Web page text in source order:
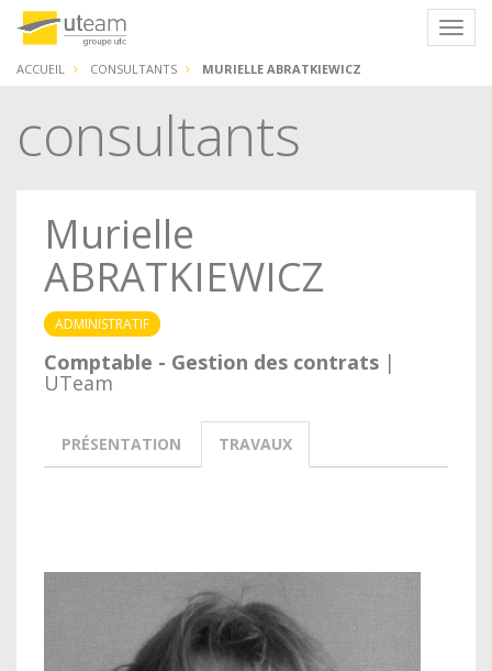
ACCUEIL CONSULTANTS MURIELLE ABRATKIEWICZ
consultants
Murielle
ABRATKIEWICZ
ADMINISTRATIF
Comptable - Gestion des contrats |
UTeam
PRÉSENTATION TRAVAUX
Panneau de gestion des cookies